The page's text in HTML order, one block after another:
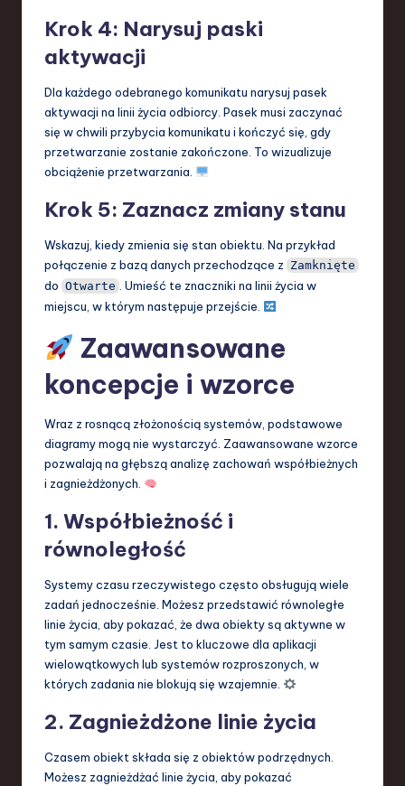
Krok 4: Narysuj paski
aktywacji
Dla każdego odebranego komunikatu narysuj pasek
aktywacji na linii życia odbiorcy. Pasek musi zaczynać
się w chwili przybycia komunikatu i kończyć się, gdy
przetwarzanie zostanie zakończone. To wizualizuje
obciążenie przetwarzania.
Krok 5: Zaznacz zmiany stanu
Wskazuj, kiedy zmienia się stan obiektu. Na przykład
połączenie z bazą danych przechodzące z Zamknięte
do Otwarte . Umieść te znaczniki na linii życia w
miejscu, w którym następuje przejście.
Zaawansowane
koncepcje i wzorce
Wraz z rosnącą złożonością systemów, podstawowe
diagramy mogą nie wystarczyć. Zaawansowane wzorce
pozwalają na głębszą analizę zachowań współbieżnych
i zagnieżdżonych.
1. Współbieżność i
równoległość
Systemy czasu rzeczywistego często obsługują wiele
zadań jednocześnie. Możesz przedstawić równoległe
linie życia, aby pokazać, że dwa obiekty są aktywne w
tym samym czasie. Jest to kluczowe dla aplikacji
wielowątkowych lub systemów rozproszonych, w
których zadania nie blokują się wzajemnie.
2. Zagnieżdżone linie życia
Czasem obiekt składa się z obiektów podrzędnych.
Możesz zagnieżdżać linie życia, aby pokazać